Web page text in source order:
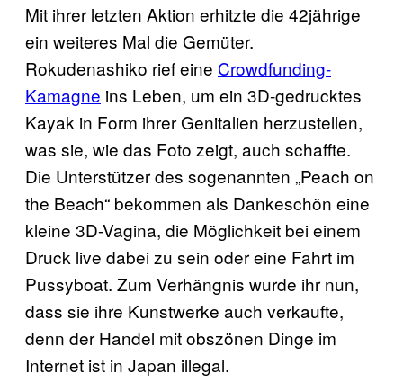
Mit ihrer letzten Aktion erhitzte die 42jährige
ein weiteres Mal die Gemüter.
Rokudenashiko rief eine Crowdfunding-
Kamagne ins Leben, um ein 3D-gedrucktes
Kayak in Form ihrer Genitalien herzustellen,
was sie, wie das Foto zeigt, auch schaffte.
Die Unterstützer des sogenannten „Peach on
the Beach“ bekommen als Dankeschön eine
kleine 3D-Vagina, die Möglichkeit bei einem
Druck live dabei zu sein oder eine Fahrt im
Pussyboat. Zum Verhängnis wurde ihr nun,
dass sie ihre Kunstwerke auch verkaufte,
denn der Handel mit obszönen Dinge im
Internet ist in Japan illegal.